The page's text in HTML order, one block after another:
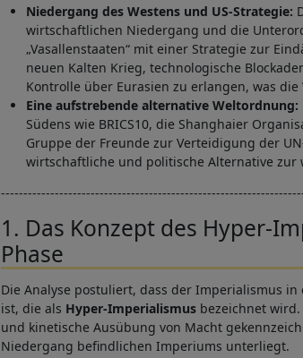
Niedergang des Westens und US-Strategie:
wirtschaftlichen Niedergang und die
„Vasallenstaaten“ mit einer Strategie zur
neuen Kalten Krieg, technologische
Kontrolle über Eurasien zu erlangen, was
Eine aufstrebende alternative Weltordnung:
Südens wie BRICS10, die Shanghaier
Gruppe der Freunde zur Verteidigung der
wirtschaftliche und politische Alternative zur
1. Das Konzept des Hyper-
Phase
Die Analyse postuliert, dass der Imperialismus
ist, die als Hyper-Imperialismus bezeichnet
und kinetische Ausübung von Macht
Niedergang befindlichen Imperiums unterliegt.